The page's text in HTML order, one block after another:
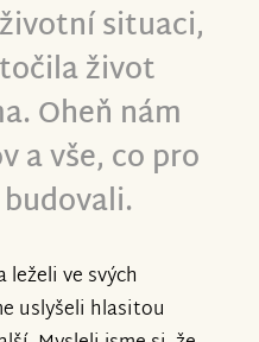
situaci,
život
Oheň nám
a vše, co pro
ve svých
uslyšeli hlasitou